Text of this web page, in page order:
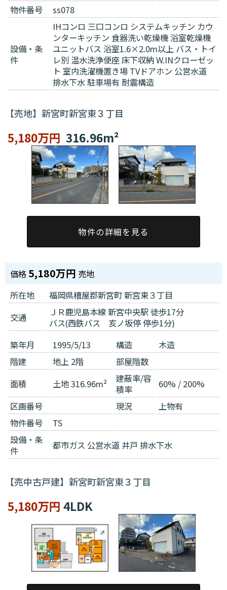
物件番号 ss078
設備・条
件
IHコンロ 三口コンロ システムキッチン カウ
ンターキッチン 食器洗い乾燥機 浴室乾燥機
ユニットバス 浴室1.6×2.0m以上 バス・トイ
レ別 温水洗浄便座床下収納W.INクローゼッ
ト 室内洗濯機置き場 TVドアホン 公営水道
排水下水駐車場有耐震構造
【売地】新宮町新宮東３丁目
5,180万円 316.96m²
物件の詳細を見る
価格 5,180万円 売地
所在地
福岡県糟屋郡新宮町 新宮東３丁目
交通
ＪＲ鹿児島本線 新宮中央駅 徒歩17分
バス(西鉄バス 亥ノ坂停 停歩1分)
築年月
1995/5/13 構造
木造
階建
地上 2階
部屋階数
面積
土地 316.96m²
建蔽率/容
積率
60% / 200%
区画番号
現況
上物有
物件番号
TS
設備・条
件
都市ガス 公営水道 井戸排水下水
【売中古戸建】新宮町新宮東３丁目
5,180万円 4LDK